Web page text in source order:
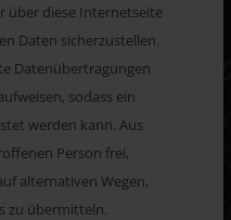
über diese Internetseite
Daten sicherzustellen.
Datenübertragungen
sodass ein
werden kann. Aus
Person frei,
alternativen Wegen,
zu übermitteln.